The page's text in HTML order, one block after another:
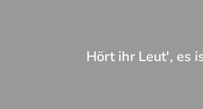
Hört ihr Leut', es